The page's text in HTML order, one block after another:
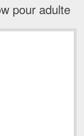
pour adulte